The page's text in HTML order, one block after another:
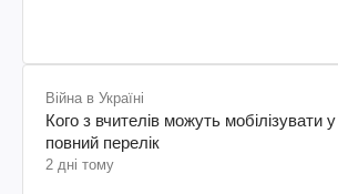
Війна в Україні
Кого з вчителів можуть мобілізувати
повний перелік
2 дні тому